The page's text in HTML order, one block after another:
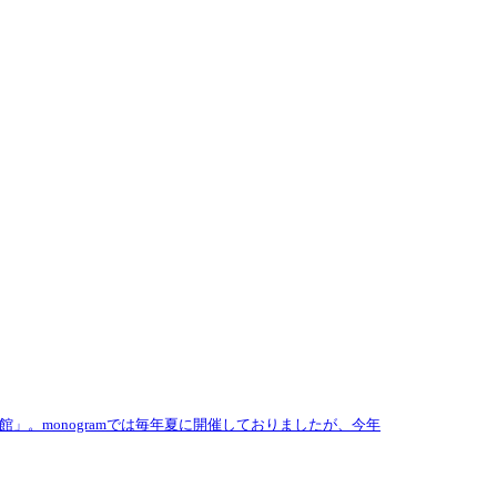
。monogramでは毎年夏に開催しておりましたが、今年